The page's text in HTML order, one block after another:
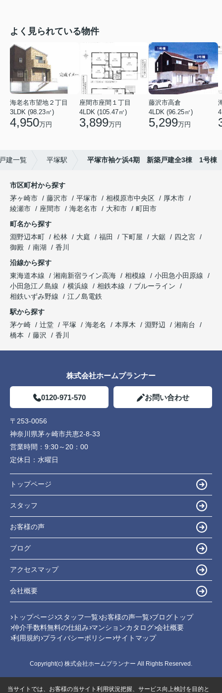
よく見られている物件
海老名市望地２丁目
3LDK (98.23㎡)
4,950万円
座間市座間１丁目
4LDK (105.47㎡)
3,899万円
藤沢市高倉
4LDK (96.25㎡)
5,299万円
建一覧 平塚駅 平塚市袖ケ浜4期 新築戸建全3棟 1号棟
市区町村から探す
茅ヶ崎市
藤沢市 平塚市 相模原市中央区
厚木市
綾瀬市
座間市 海老名市 大和市
町田市
町名から探す
淵野辺本町
松林 大庭 福田 下町屋 大鋸
四之宮
御殿
南湖
香川
沿線から探す
東海道本線
湘南新宿ライン高海 相模線
小田急小田原線
小田急江ノ島線
横浜線 相鉄本線
ブルーライン
相鉄いずみ野線
江ノ島電鉄
駅から探す
茅ケ崎
辻堂 平塚 海老名 本厚木 淵野辺
湘南台
橋本
藤沢 香川
株式会社ホームプランナー
0120-971-570 お問い合わせ
〒253-0056
神奈川県茅ヶ崎市共恵2-8-33
営業時間： 9:30～20：00
定休日： 水曜日
トップページ
スタッフ
お客様の声
ブログ
アクセスマップ
会社概要
トップページ スタッフ一覧 お客様の声一覧 ブログトップ
仲介手数料無料の仕組み マンションカタログ 会社概要
利用規約 プライバシーポリシー サイトマップ
Copyright(c) 株式会社ホームプランナー All Rights Reserved.
当サイトでは、お客様の当サイト利用状況把握、サービス向上検討を目的と